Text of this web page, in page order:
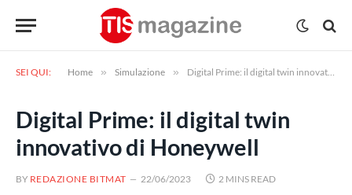
SEI QUI: Home » Simulazione » Digital Prime: il digital twin innovativo di Honeywell
Digital Prime: il digital twin
innovativo di Honeywell
BY REDAZIONE BITMAT 22/06/2023 2 MINS READ